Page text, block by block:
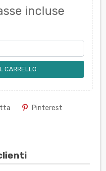
incluse
CARRELLO
Pinterest